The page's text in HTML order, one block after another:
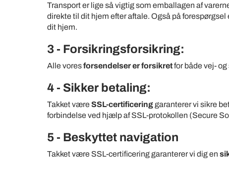
Transport er lige så vigtig som emballagen af
direkte til dit hjem efter aftale. Også på forespørgsel
dit hjem.
3 - Forsikringsforsikring:
Alle voresforsendelser er forsikretfor både vej- og
4 - Sikker betaling:
Takket væreSSL-certificeringgaranterer vi sikre
forbindelse ved hjælp af SSL-protokollen (Secure
5 - Beskyttet navigation
Takket være SSL-certificering garanterer vi dig en